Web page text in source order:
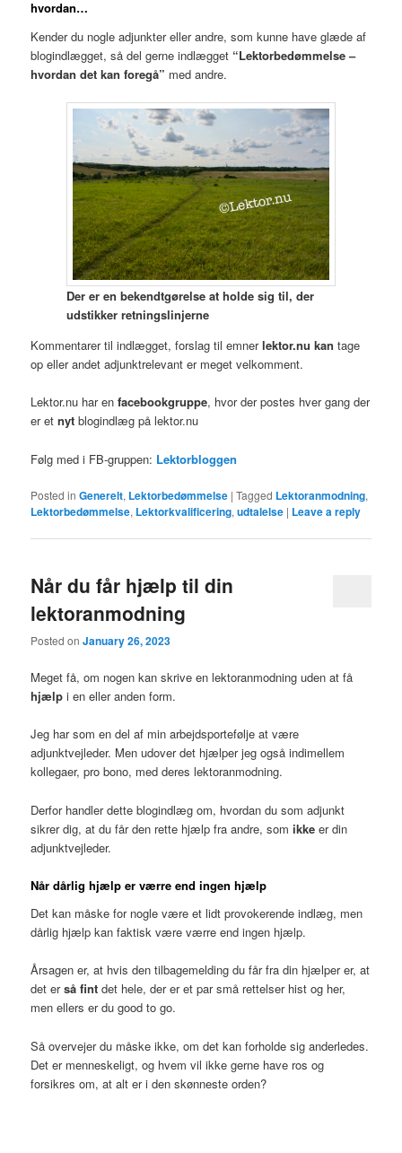
hvordan…
Kender du nogle adjunkter eller andre, som kunne have glæde af
blogindlægget, så del gerne indlægget “Lektorbedømmelse –
hvordan det kan foregå” med andre.
Der er en bekendtgørelse at holde sig til, der
udstikker retningslinjerne
Kommentarer til indlægget, forslag til emnerlektor.nu kan tage
op eller andet adjunktrelevant er meget velkomment.
Lektor.nu har enfacebookgruppe, hvor der postes hver gang der
er etnyt blogindlæg på lektor.nu
Følg med i FB-gruppen: Lektorbloggen
Posted in Generelt, Lektorbedømmelse |Tagged Lektoranmodning,
Lektorbedømmelse, Lektorkvalificering,udtalelse | Leave a reply
Når du får hjælp til din
lektoranmodning
Posted onJanuary 26, 2023
Meget få, om nogen kan skrive en lektoranmodning uden at få
hjælpi en eller anden form.
Jeg har som en del af min arbejdsportefølje at være
adjunktvejleder. Men udover det hjælper jeg også indimellem
kollegaer, pro bono, med deres lektoranmodning.
Derfor handler dette blogindlæg om, hvordan du som adjunkt
sikrer dig, at du får den rette hjælp fra andre, som ikke er din
adjunktvejleder.
Når dårlig hjælp er værre end ingen hjælp
Det kan måske for nogle være et lidt provokerende indlæg, men
dårlig hjælp kan faktisk være værre end ingen hjælp.
Årsagen er, at hvis den tilbagemelding du får fra din hjælper er, at
det erså fint det hele, der er et par små rettelser hist og her,
men ellers er du good to go.
Så overvejer du måske ikke, om det kan forholde sig anderledes.
Det er menneskeligt, og hvem vil ikke gerne have ros og
forsikres om, at alt er i den skønneste orden?